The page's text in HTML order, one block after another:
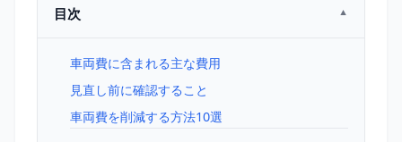
目次
車両費に含まれる主な費用
見直し前に確認すること
車両費を削減する方法10選